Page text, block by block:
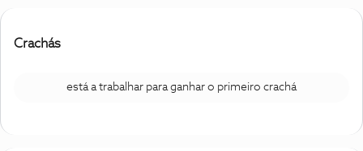
Crachás
está a trabalhar para ganhar o primeiro crachá